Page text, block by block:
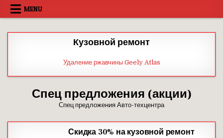
Skip
MENU
Кузовной ремонт
Удаление ржавчины Geely Atlas
Спец предложения (акции)
Спец предложения Авто-техцентра
Скидка 30% на кузовной ремонт